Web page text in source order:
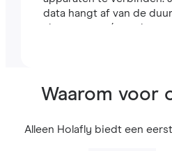
data hangt af van de
abonnement (een
Waarom voor
Alleen Holafly biedt een